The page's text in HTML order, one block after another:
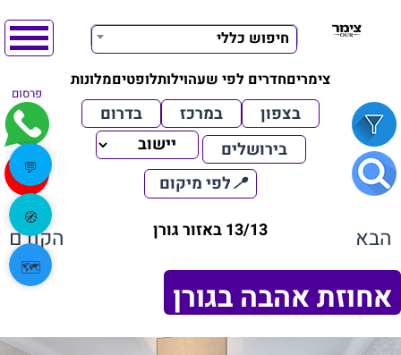
חיפוש כללי
צימריםחדרים לפי שעהוילותלופטיםמלונות
פרסום
בצפון במרכז
בדרום
בירושלים
📍לפי מיקום
הבא 13/13 באזור גורן הקודם
אחוזת אהבה בגורן
💬
🧭
🗺️